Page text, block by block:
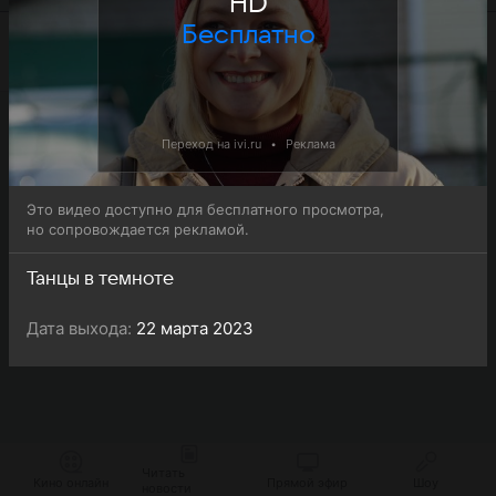
Бесплатно
Переход на ivi.ru • Реклама
Это видео доступно для бесплатного просмотра,
но сопровождается рекламой.
Танцы в темноте
Дата выхода: 22 марта 2023